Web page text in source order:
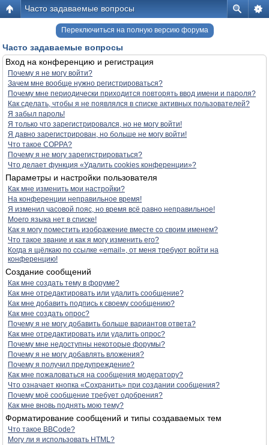
Часто задаваемые вопросы
Переключиться на полную версию форума
Часто задаваемые вопросы
Вход на конференцию и регистрация
Почему я не могу войти?
Зачем мне вообще нужно регистрироваться?
Почему мне периодически приходится повторять ввод имени и пароля?
Как сделать, чтобы я не появлялся в списке активных пользователей?
Я забыл пароль!
Я только что зарегистрировался, но не могу войти!
Я давно зарегистрирован, но больше не могу войти!
Что такое COPPA?
Почему я не могу зарегистрироваться?
Что делает функция «Удалить cookies конференции»?
Параметры и настройки пользователя
Как мне изменить мои настройки?
На конференции неправильное время!
Я изменил часовой пояс, но время всё равно неправильное!
Моего языка нет в списке!
Как я могу поместить изображение вместе со своим именем?
Что такое звание и как я могу изменить его?
Когда я щёлкаю по ссылке «email», от меня требуют войти на
конференцию!
Создание сообщений
Как мне создать тему в форуме?
Как мне отредактировать или удалить сообщение?
Как мне добавить подпись к своему сообщению?
Как мне создать опрос?
Почему я не могу добавить больше вариантов ответа?
Как мне отредактировать или удалить опрос?
Почему мне недоступны некоторые форумы?
Почему я не могу добавлять вложения?
Почему я получил предупреждение?
Как мне пожаловаться на сообщения модератору?
Что означает кнопка «Сохранить» при создании сообщения?
Почему моё сообщение требует одобрения?
Как мне вновь поднять мою тему?
Форматирование сообщений и типы создаваемых тем
Что такое BBCode?
Могу ли я использовать HTML?